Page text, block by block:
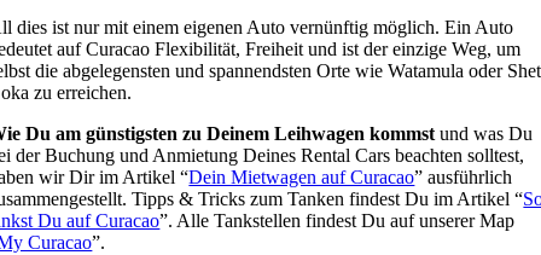
dies ist nur mit einem eigenen Auto vernünftig möglich. Ein Auto
auf Curacao Flexibilität, Freiheit und ist der einzige Weg, um
die abgelegensten und spannendsten Orte wie Watamula oder
zu erreichen.
Du am günstigsten zu Deinem Leihwagen kommst und was Du
der Buchung und Anmietung Deines Rental Cars beachten solltest,
wir Dir im Artikel “Dein Mietwagen auf Curacao” ausführlich
Tipps & Tricks zum Tanken findest Du im Artikel “
Du auf Curacao”. Alle Tankstellen findest Du auf unserer Map
Curacao”.